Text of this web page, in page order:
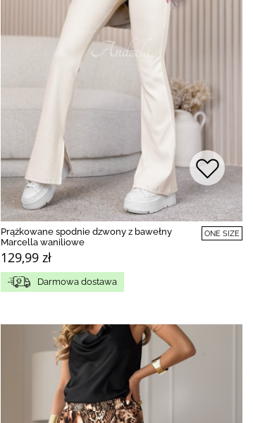
Prążkowane spodnie dzwony z bawełny
Marcella waniliowe
129,99 zł
ONE SIZE
Darmowa dostawa